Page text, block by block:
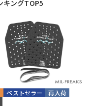
キングTOP5
再入荷
ベストセラー